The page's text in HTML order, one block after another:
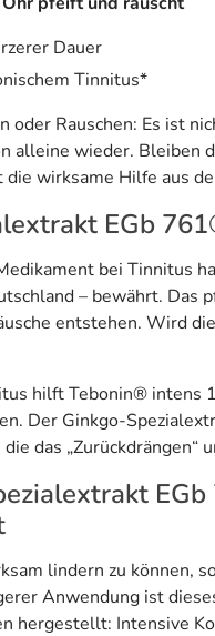
Dauer
Tinnitus*
oder Rauschen: Es ist
alleine wieder. Bleiben
wirksame Hilfe aus
EGb
bei Tinnitus
– bewährt. Das
entstehen. Wird
hilft Tebonin® intens
Der Ginkgo-
das „Zurückdrängen“
lindern zu können,
Anwendung ist
hergestellt: Intensive